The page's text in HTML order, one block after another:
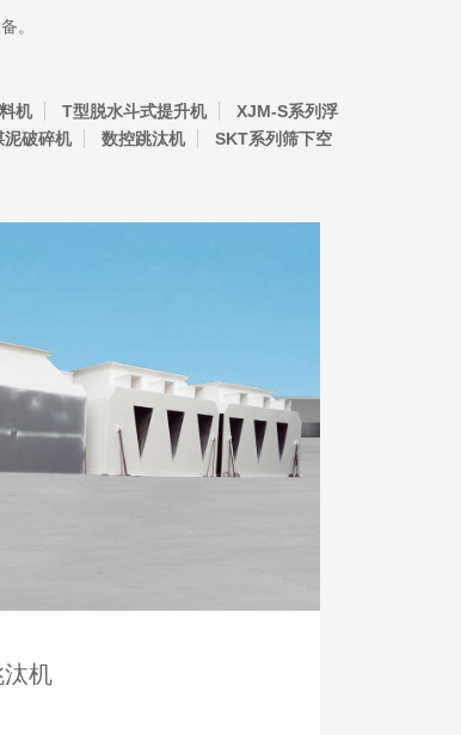
。
机 T型脱水斗式提升机
XJM-S系列浮
泥破碎机 数控跳汰机
SKT系列筛下空
机